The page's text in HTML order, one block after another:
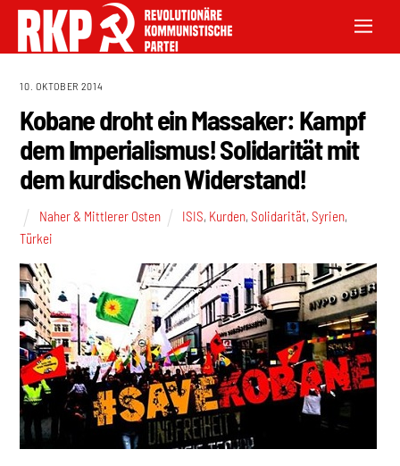
10. OKTOBER 2014
Kobane droht ein Massaker: Kampf
dem Imperialismus! Solidarität mit
dem kurdischen Widerstand!
Naher & Mittlerer Osten ISIS, Kurden,Solidarität,Syrien,
Türkei